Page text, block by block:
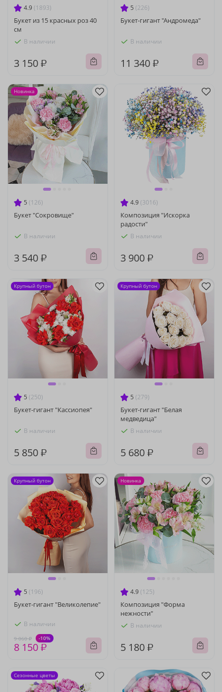
4.9 (1893)
Букет из 15 красных роз 40
см
В наличии
3 150 ₽
5 (226)
Букет-гигант "Андромеда"
В наличии
11 340 ₽
5 (126)
Букет "Сокровище"
В наличии
3 540 ₽
Новинка
4.9 (3016)
Композиция "Искорка
радости"
В наличии
3 900 ₽
5 (250)
Букет-гигант "Кассиопея"
В наличии
5 850 ₽
Крупный бутон
5 (279)
Букет-гигант "Белая
медведица"
В наличии
5 680 ₽
Крупный бутон
5 (196)
Букет-гигант "Великолепие"
В наличии
9 060 ₽ -10%
8 150 ₽
Крупный бутон
4.9 (125)
Композиция "Форма
нежности"
В наличии
5 180 ₽
Новинка
Сезонные цветы